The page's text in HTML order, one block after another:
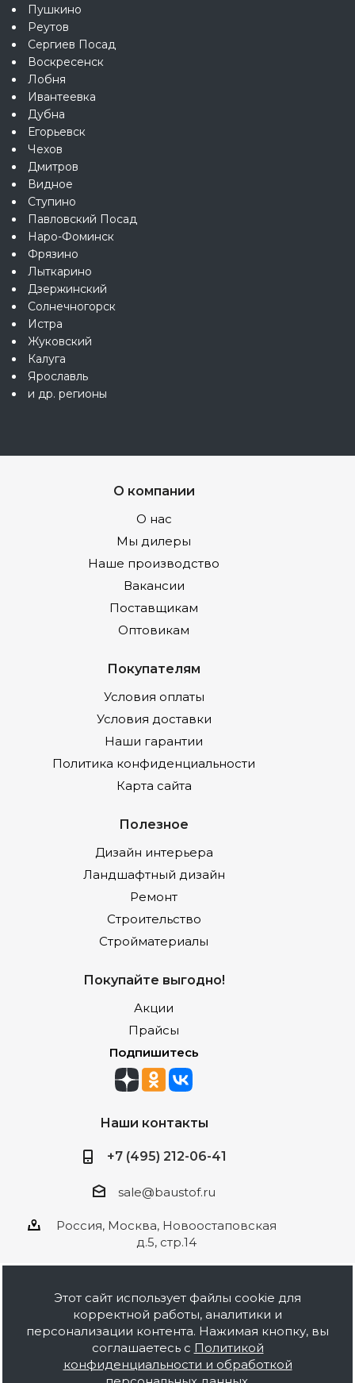
Пушкино
Реутов
Сергиев Посад
Воскресенск
Лобня
Ивантеевка
Дубна
Егорьевск
Чехов
Дмитров
Видное
Ступино
Павловский Посад
Наро-Фоминск
Фрязино
Лыткарино
Дзержинский
Солнечногорск
Истра
Жуковский
Калуга
Ярославль
и др. регионы
О компании
О нас
Мы дилеры
Наше производство
Вакансии
Поставщикам
Оптовикам
Покупателям
Условия оплаты
Условия доставки
Наши гарантии
Политика конфиденциальности
Карта сайта
Полезное
Дизайн интерьера
Ландшафтный дизайн
Ремонт
Строительство
Стройматериалы
Покупайте выгодно!
Акции
Прайсы
Подпишитесь
Наши контакты
+7 (495) 212-06-41
sale@baustof.ru
Россия, Москва, Новоостаповская
д.5, стр.14
2026 © ООО Баустов. Собственное
производство лакокрасочной продукции,
оптовая и розничная продажа строительных
материалов, комплектация объектов под ключ.
Этот сайт использует файлы cookie для
корректной работы, аналитики и
персонализации контента. Нажимая кнопку, вы
соглашаетесь с Политикой
конфиденциальности и обработкой